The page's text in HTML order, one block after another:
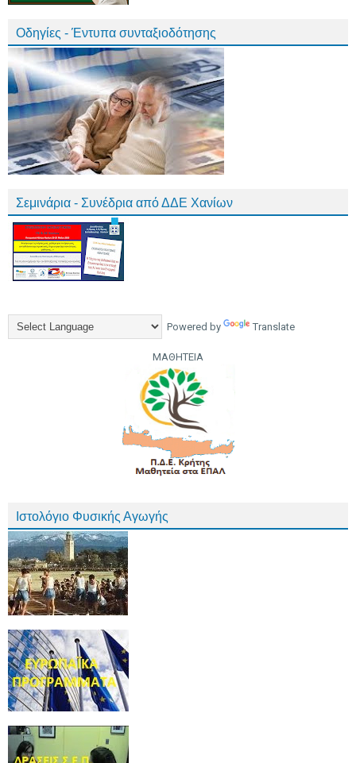
Οδηγίες - Έντυπα συνταξιοδότησης
Σεμινάρια - Συνέδρια από ΔΔΕ Χανίων
Powered by Translate
ΜΑΘΗΤΕΙΑ
Ιστολόγιο Φυσικής Αγωγής